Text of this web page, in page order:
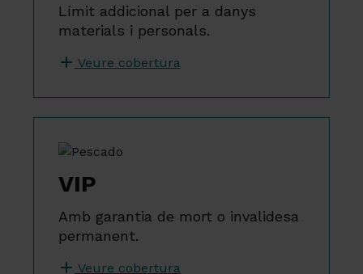
Límit addicional per a danys
materials i personals.
Veure cobertura
VIP
Amb garantia de mort o invalidesa
permanent.
Veure cobertura